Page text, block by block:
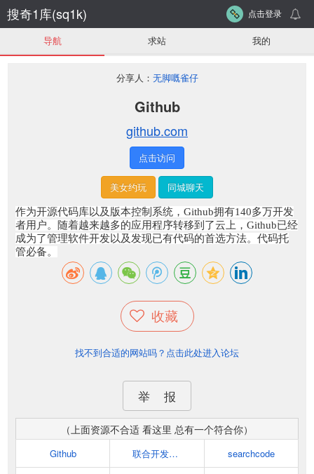
搜奇1库(sq1k) 点击登录
导航 求站 我的
分享人： 无脚嘅雀仔
Github
github.com
点击访问
美女约玩 同城聊天
作为开源代码库以及版本控制系统，Github拥有140多万开发
者用户。随着越来越多的应用程序转移到了云上，Github已经
成为了管理软件开发以及发现已有代码的首选方法。代码托
管必备。
收藏
找不到合适的网站吗？点击此处进入论坛
举 报
（上面资源不合适 看这里 总有一个符合你）
Github 联合开发网 - pudn.com searchcode